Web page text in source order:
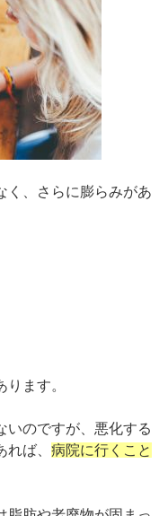
く、さらに膨らみがあ
ます。
いのですが、悪化する
れば、病院に行くこと